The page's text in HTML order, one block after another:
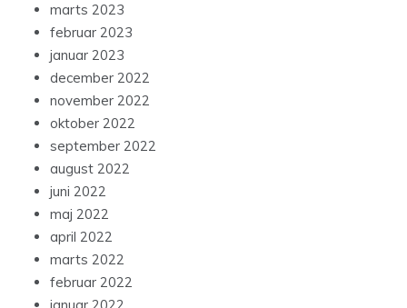
marts 2023
februar 2023
januar 2023
december 2022
november 2022
oktober 2022
september 2022
august 2022
juni 2022
maj 2022
april 2022
marts 2022
februar 2022